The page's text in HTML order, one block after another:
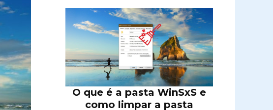
O que é a pasta WinSxS e
como limpar a pasta